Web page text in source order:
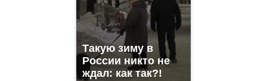
Такую зиму в
России никто не
ждал: как так?!